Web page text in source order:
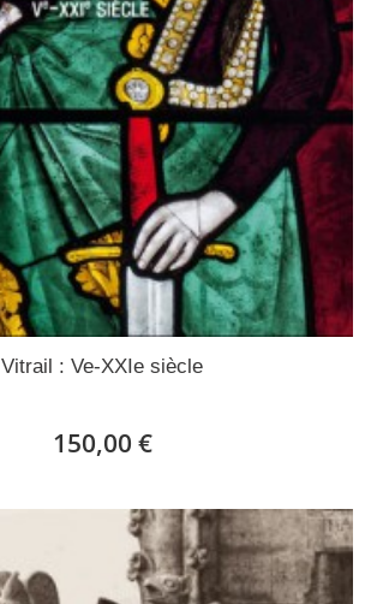
Vitrail : Ve-XXIe siècle
150,00 €